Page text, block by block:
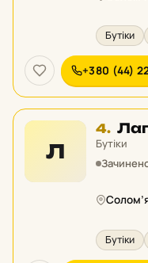
Бутіки
+380 (44)
Л
4.
4
у
Бутіки
Бутіки